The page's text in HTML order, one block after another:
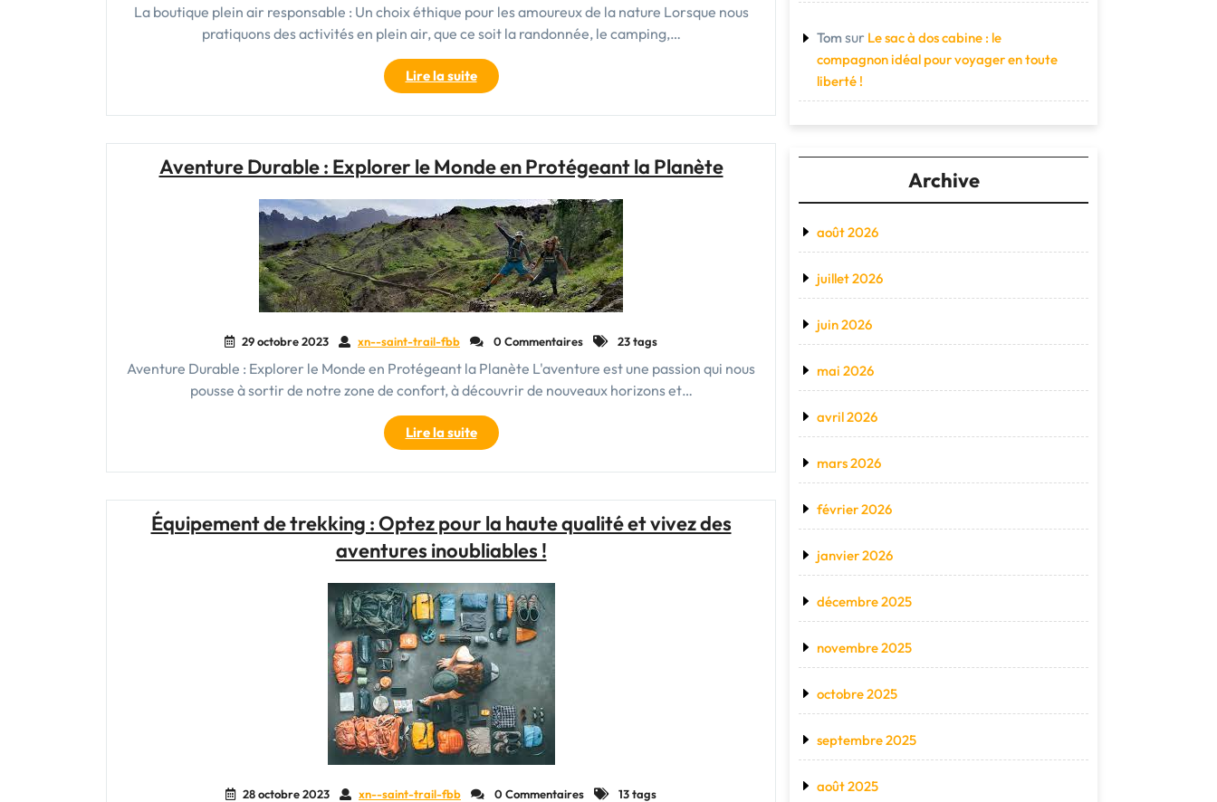
La boutique plein air responsable : Un choix éthique pour les amoureux de la nature Lorsque nous
pratiquons des activités en plein air, que ce soit la randonnée, le camping,…
Lire la suite"La
Boutique
Plein
:
Des
Aventures
Éthiques
et
Durables"
Aventure Durable : Explorer le Monde en Protégeant la Planète
29 octobre 2023 xn--saint-trail-fbb 0 Commentaires 23 tags
Aventure Durable : Explorer le Monde en Protégeant la Planète L'aventure est une passion qui nous
pousse à sortir de notre zone de confort, à découvrir de nouveaux horizons et…
Lire la suite"Aventure
Durable
:
Monde
en
la
Planète"
Équipement de trekking : Optez pour la haute qualité et vivez des
aventures inoubliables !
28 octobre 2023 xn--saint-trail-fbb 0 Commentaires 13 tags
Tom sur Le sac à dos cabine : le
compagnon idéal pour voyager en toute
liberté !
Archive
août 2026
juillet 2026
juin 2026
mai 2026
avril 2026
mars 2026
février 2026
janvier 2026
décembre 2025
novembre 2025
octobre 2025
septembre 2025
août 2025